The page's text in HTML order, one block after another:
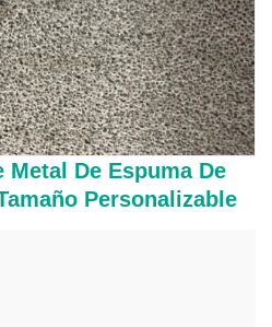
Metal De Espuma De
Personalizable